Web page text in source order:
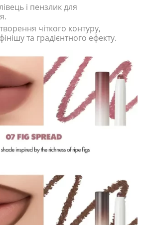
і пензлик для
чіткого контуру,
та градієнтного ефекту.